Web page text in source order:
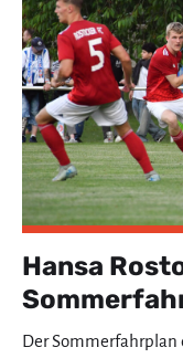
Hansa
Der Sommerfahrplan